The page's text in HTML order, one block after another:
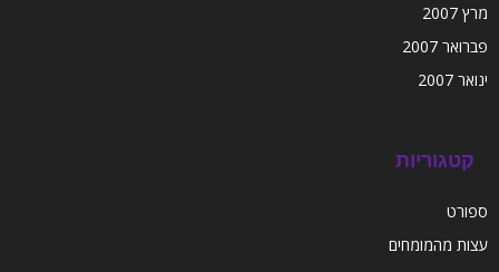
מרץ 2007
פברואר 2007
ינואר 2007
קטגוריות
ספורט
עצות מהמומחים